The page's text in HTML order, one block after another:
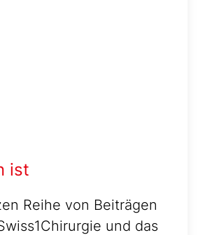
ist
Reihe von Beiträgen
und das